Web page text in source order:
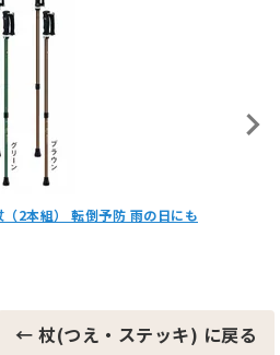
り安心2本杖（2本組） 歩行サポ
← 杖(つえ・ステッキ) に戻る